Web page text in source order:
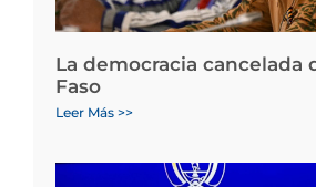
La democracia cancelada
Faso
Leer Más >>